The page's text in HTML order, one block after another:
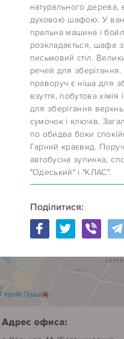
натурального дерева,
духовою шафою. У
пральна машина і
розкладається, шафа
письмовий стіл.
речей для
праворуч є ніша для
взуття, побутова
для зберігання
сумочок і ключів.
по обидва боки
Гарний краєвид.
автобусна зупинка,
"Одеський" і "КЛАС".
Поділитися: